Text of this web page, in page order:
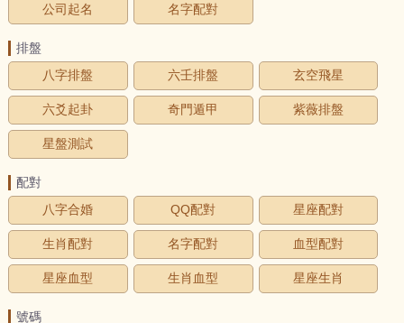
公司起名 名字配對
排盤
八字排盤
六壬排盤 玄空飛星
六爻起卦 奇門遁甲 紫薇排盤
星盤測試
配對
八字合婚
QQ配對 星座配對
生肖配對 名字配對 血型配對
星座血型 生肖血型 星座生肖
號碼